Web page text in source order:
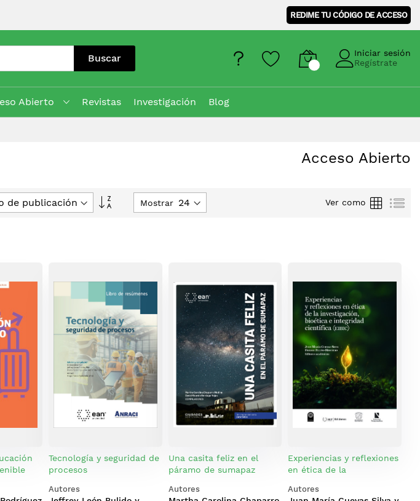
REDIME TU CÓDIGO DE ACCESO
Buscar
Iniciar sesión
Regístrate
Abierto Revistas Investigación
Blog
Acceso Abierto
Dirección
Mostrar Ver como Parrilla
Tecnología y seguridad de
procesos
Autores
Una casita feliz en el
páramo de sumapaz
Autores
Experiencias y reflexiones
en ética de la
integridad científica
Autores